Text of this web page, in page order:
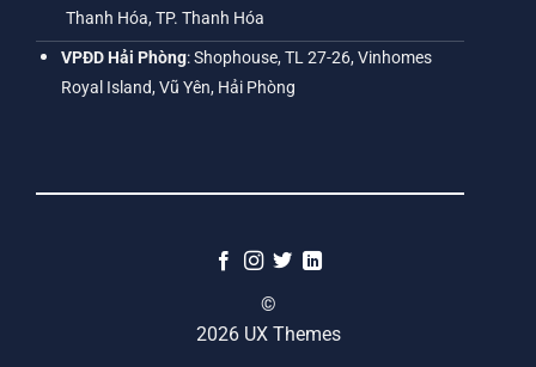
Thanh Hóa, TP. Thanh Hóa
VPĐD Hải Phòng: Shophouse, TL 27-26, Vinhomes
Royal Island, Vũ Yên, Hải Phòng
©
2026 UX Themes